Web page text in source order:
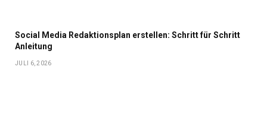
Social Media Redaktionsplan erstellen: Schritt für Schritt
Anleitung
JULI 6, 2026